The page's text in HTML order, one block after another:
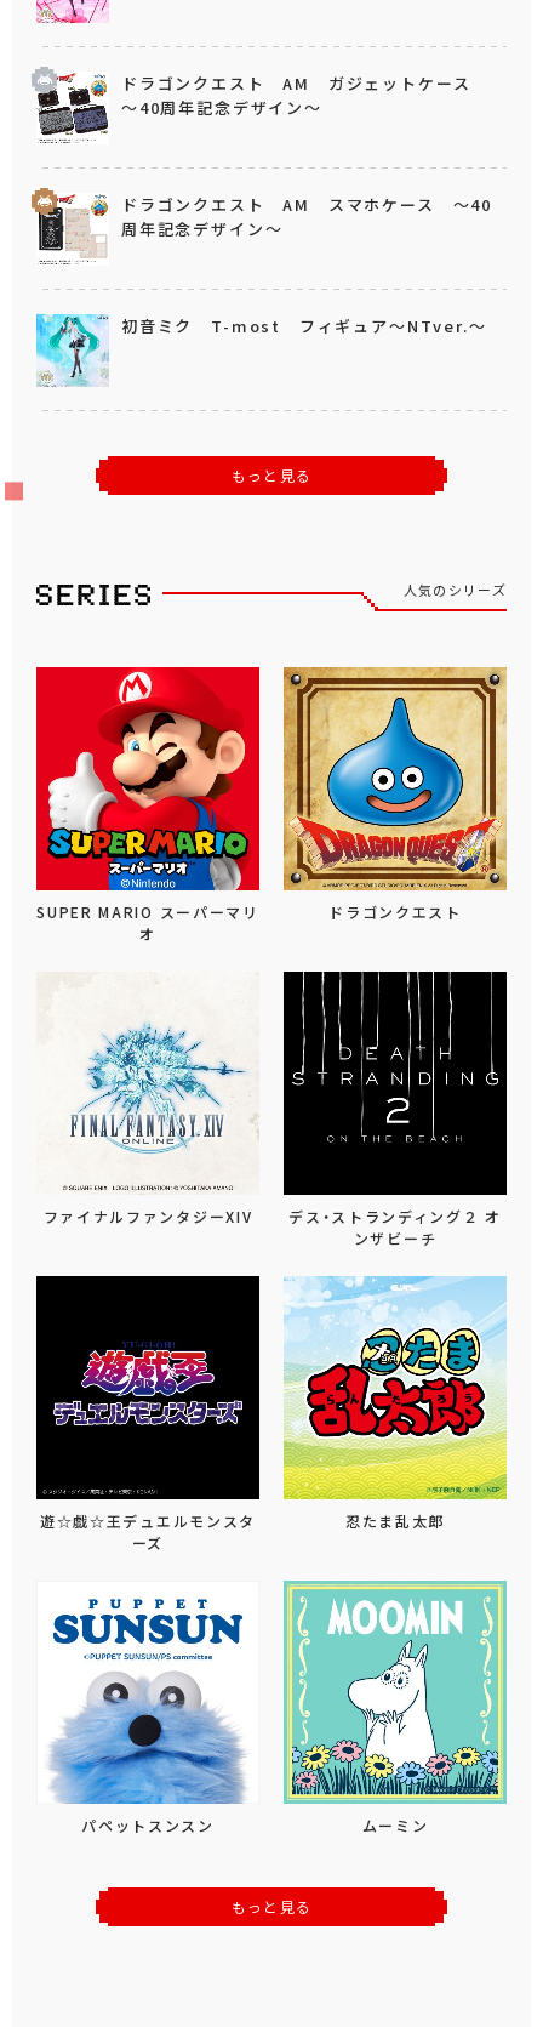
ドラゴンクエスト AM ガジェットケース
～40周年記念デザイン～
ドラゴンクエスト AM スマホケース ～40
周年記念デザイン～
初音ミク T-most フィギュア～NTver.～
もっと見る
人気のシリーズ
SUPER MARIO スーパーマリ
オ
ドラゴンクエスト
ファイナルファンタジーXIV
デス・ストランディング２ オ
ンザビーチ
遊☆戯☆王デュエルモンスタ
ーズ
忍たま乱太郎
パペットスンスン ムーミン
もっと見る